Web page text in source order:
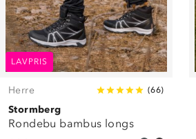
LAVPRIS
Herre (66)
Stormberg
Rondebu bambus longs